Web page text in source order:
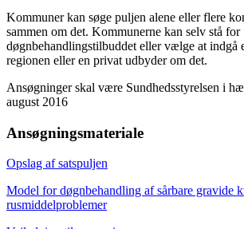
Kommuner kan søge puljen alene eller flere
sammen om det. Kommunerne kan selv stå for
døgnbehandlingstilbuddet eller vælge at indgå
regionen eller en privat udbyder om det.
Ansøgninger skal være Sundhedsstyrelsen i
august 2016
Ansøgningsmateriale
Opslag af satspuljen
Model for døgnbehandling af sårbare gravide
rusmiddelproblemer